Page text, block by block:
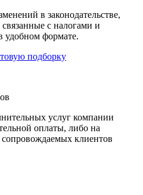
в законодательстве,
с налогами и
удобном формате.
подборку
услуг компании
оплаты, либо на
клиентов